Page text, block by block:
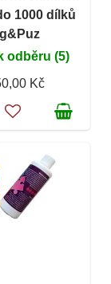
1000 dílků
odběru (5)
Kč